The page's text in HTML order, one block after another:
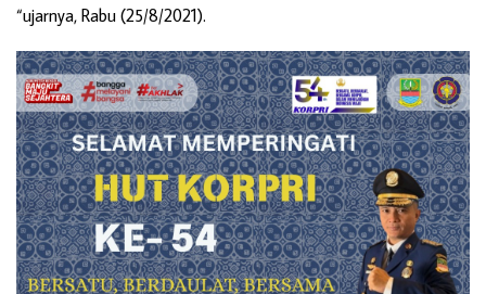
“ujarnya, Rabu (25/8/2021).